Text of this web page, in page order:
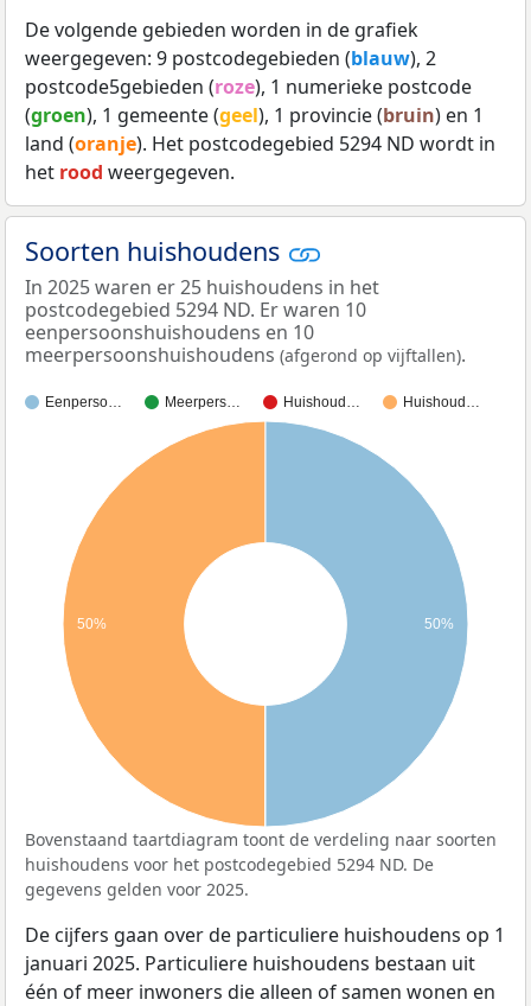
De volgende gebieden worden in de grafiek
weergegeven: 9 postcodegebieden (blauw), 2
postcode5gebieden (roze), 1 numerieke postcode
(groen), 1 gemeente (geel), 1 provincie (bruin) en 1
land (oranje). Het postcodegebied 5294 ND wordt in
het rood weergegeven.
Soorten huishoudens
In 2025 waren er 25 huishoudens in het
postcodegebied 5294 ND. Er waren 10
eenpersoonshuishoudens en 10
meerpersoonshuishoudens (afgerond op vijftallen).
Eenperso… Meerpers… Huishoud… Huishoud…
50% 50%
Bovenstaand taartdiagram toont de verdeling naar soorten
huishoudens voor het postcodegebied 5294 ND. De
gegevens gelden voor 2025.
De cijfers gaan over de particuliere huishoudens op 1
januari 2025. Particuliere huishoudens bestaan uit
één of meer inwoners die alleen of samen wonen en